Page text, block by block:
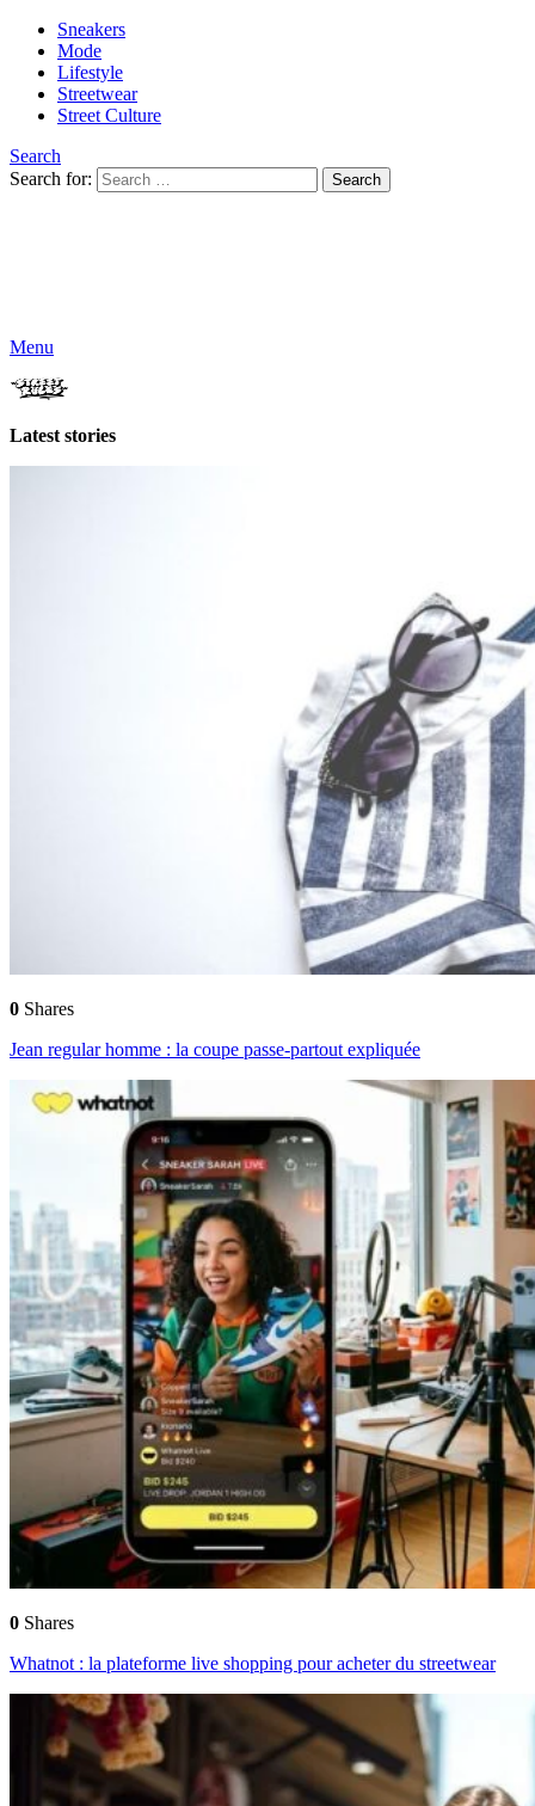
Sneakers
Mode
Lifestyle
Streetwear
Street Culture
Search
Search for:
Search
Menu
Latest stories
0 Shares
Jean regular homme : la coupe passe-partout expliquée
0 Shares
Whatnot : la plateforme live shopping pour acheter du streetwear